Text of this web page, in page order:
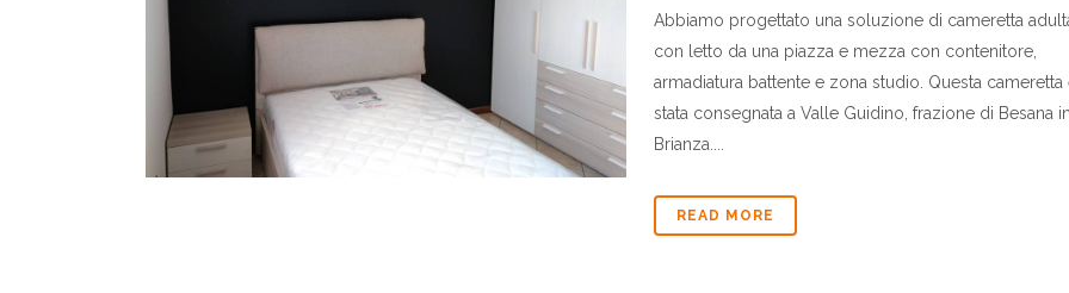
Abbiamo progettato una soluzione di cameretta
con letto da una piazza e mezza con contenitore,
armadiatura battente e zona studio. Questa cameretta
stata consegnata a Valle Guidino, frazione di Besana
Brianza....
READ MORE